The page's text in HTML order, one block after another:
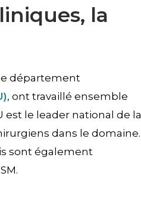
la
le département
, ont travaillé ensemble
est le leader national de la
dans le domaine.
sont également